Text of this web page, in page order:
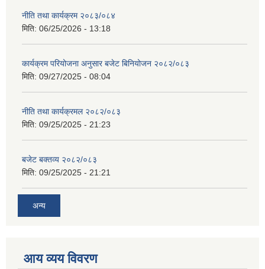
नीति तथा कार्यक्रम २०८३/०८४
मिति: 06/25/2026 - 13:18
कार्यक्रम परियोजना अनुसार बजेट बिनियोजन २०८२/०८३
मिति: 09/27/2025 - 08:04
नीति तथा कार्यक्रमल २०८२/०८३
मिति: 09/25/2025 - 21:23
बजेट बक्तव्य २०८२/०८३
मिति: 09/25/2025 - 21:21
अन्य
आय व्यय विवरण